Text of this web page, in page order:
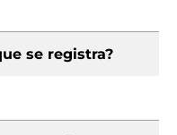
se registra?